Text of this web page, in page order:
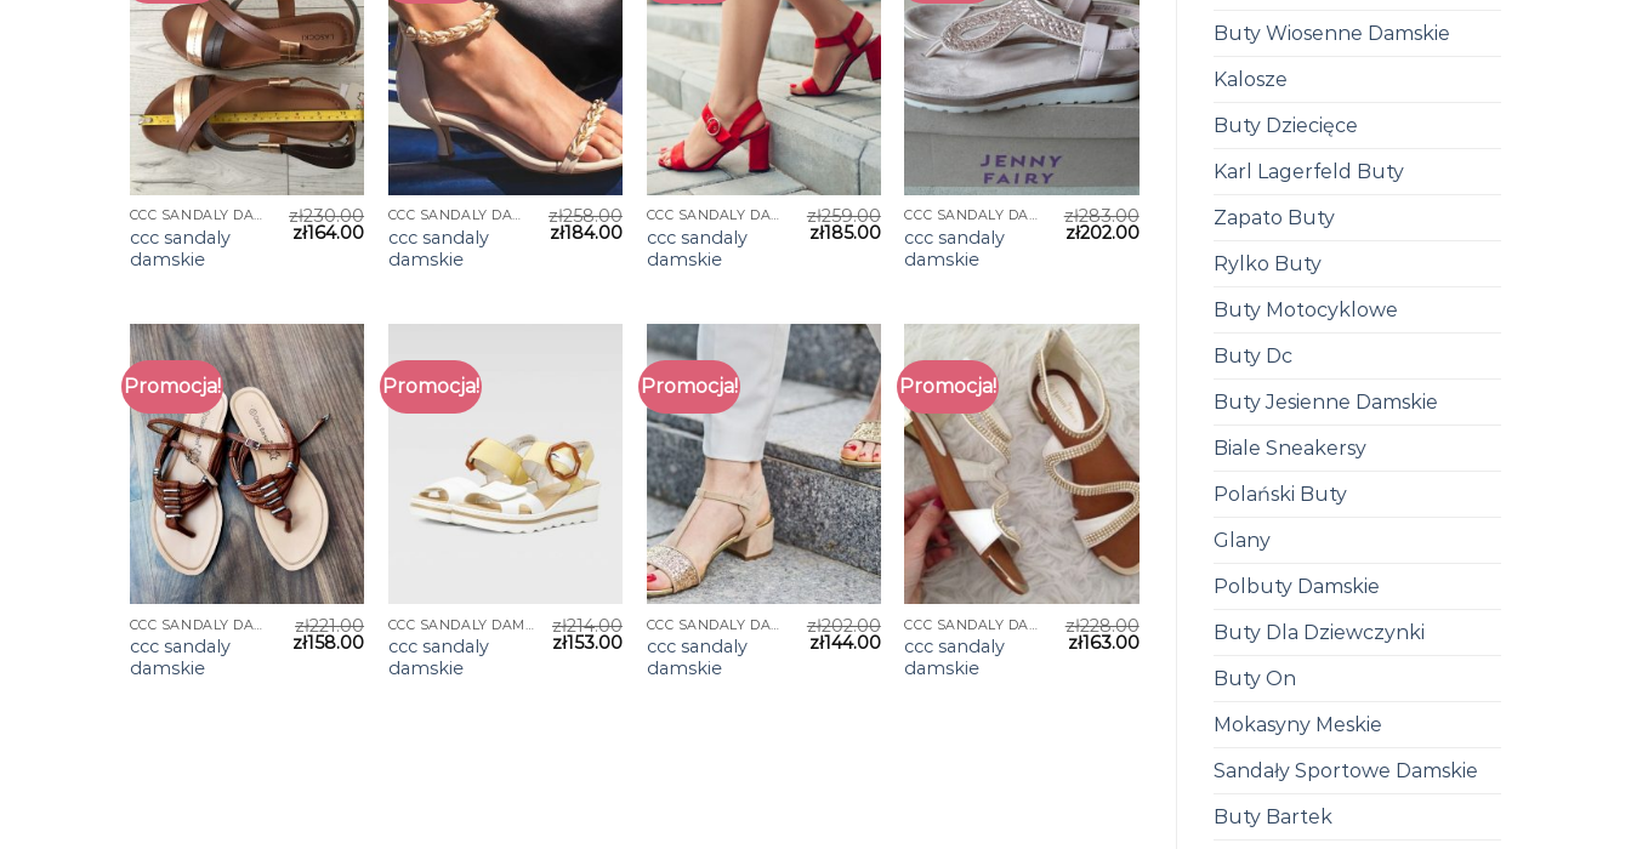
Buty Wiosenne Damskie
Kalosze
Buty Dziecięce
Karl Lagerfeld Buty
Zapato Buty
Rylko Buty
Buty Motocyklowe
Buty Dc
Buty Jesienne Damskie
Biale Sneakersy
Polański Buty
Glany
Polbuty Damskie
Buty Dla Dziewczynki
Buty On
Mokasyny Meskie
Sandały Sportowe Damskie
Buty Bartek
CCC SANDALY DAMSKIE
ccc sandaly
damskie
zł230.00
zł164.00
CCC SANDALY DAMSKIE
ccc sandaly
damskie
zł258.00
zł184.00
CCC SANDALY DAMSKIE
ccc sandaly
damskie
zł259.00
zł185.00
CCC SANDALY DAMSKIE
ccc sandaly
damskie
zł283.00
zł202.00
Promocja!
ccc sandaly
damskie
zł221.00
zł158.00
Promocja!
ccc sandaly
damskie
zł214.00
zł153.00
Promocja!
ccc sandaly
damskie
zł202.00
zł144.00
Promocja!
ccc sandaly
damskie
zł228.00
zł163.00